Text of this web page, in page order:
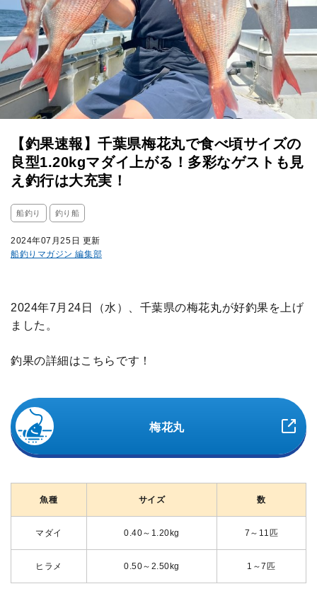
【釣果速報】千葉県梅花丸で食べ頃サイズの
良型1.20kgマダイ上がる！多彩なゲストも見
え釣行は大充実！
船釣り 釣り船
2024年07月25日 更新
船釣りマガジン 編集部
2024年7月24日（水）、千葉県の梅花丸が好釣果を上げ
ました。
釣果の詳細はこちらです！
梅花丸
魚種 サイズ 数
マダイ 0.40～1.20kg 7～11匹
ヒラメ 0.50～2.50kg 1～7匹